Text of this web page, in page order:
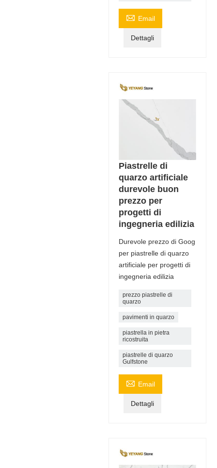
 Email
Dettagli
Piastrelle di
quarzo artificiale
durevole buon
prezzo per
progetti di
ingegneria edilizia
Durevole prezzo di Goog
per piastrelle di quarzo
artificiale per progetti di
ingegneria edilizia
prezzo piastrelle di
quarzo
pavimenti in quarzo
piastrella in pietra
ricostruita
piastrelle di quarzo
Gulfstone
 Email
Dettagli